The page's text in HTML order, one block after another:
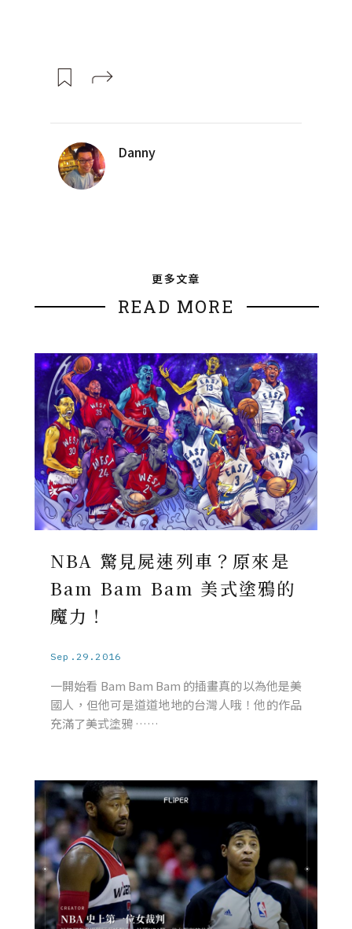
Danny
更多文章
READ MORE
NBA 驚見屍速列車？原來是
Bam Bam Bam 美式塗鴉的
魔力！
Sep.29.2016
一開始看 Bam Bam Bam 的插畫真的以為他是美
國人，但他可是道道地地的台灣人哦！他的作品
充滿了美式塗鴉 ……